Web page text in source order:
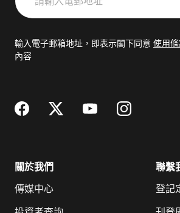
輸
郵
輸入電子郵箱地址，即表示閣下同意 使用
內容
關於我們
傳媒中心
聯繫
登記